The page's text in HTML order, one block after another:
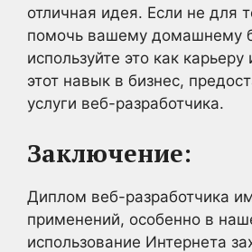
отличная идея. Если не для
помочь вашему домашнему
используйте это как карьеру
этот навык в бизнес,
услуги веб-разработчика.
Заключение:
Диплом веб-разработчика
применений, особенно в
использование Интернета